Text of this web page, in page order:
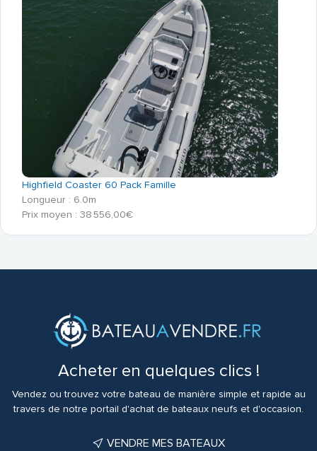
Highfield Coaster 60 Pack Famille
Longueur : 6.0m
Prix moyen : 38 556,00€
Acheter en quelques clics !
Vendez ou trouvez votre bateau de manière simple et rapide au
travers de notre portail d'achat de bateaux neufs et d'occasion.
VENDRE MES BATEAUX